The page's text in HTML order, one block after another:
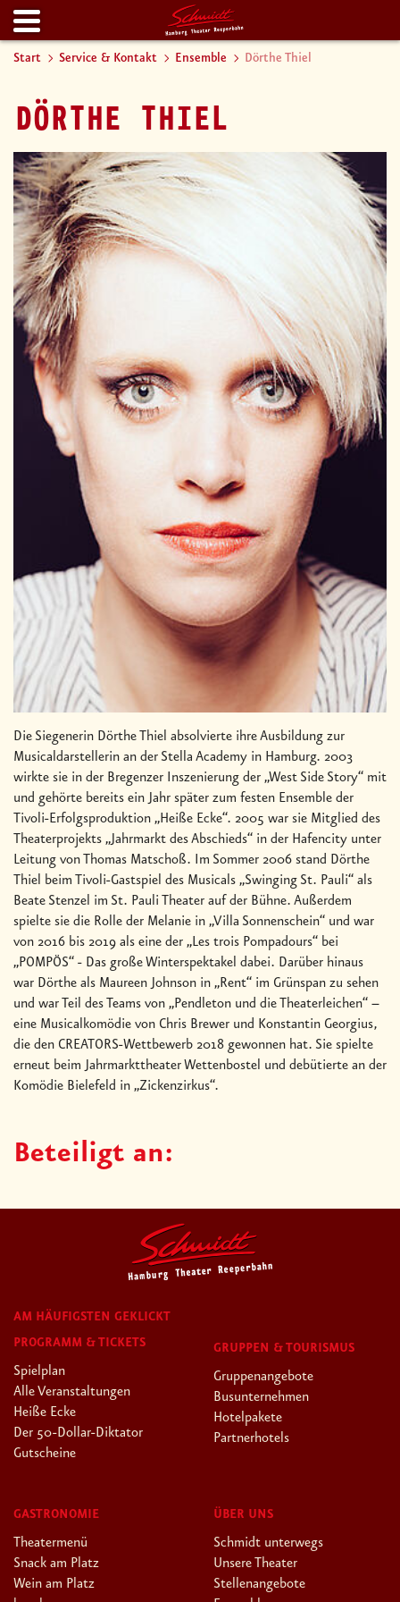
Start Service & Kontakt Ensemble Dörthe Thiel
DÖRTHE THIEL
Die Siegenerin Dörthe Thiel absolvierte ihre Ausbildung zur
Musicaldarstellerin an der Stella Academy in Hamburg. 2003
wirkte sie in der Bregenzer Inszenierung der „West Side Story“ mit
und gehörte bereits ein Jahr später zum festen Ensemble der
Tivoli-Erfolgsproduktion „Heiße Ecke“. 2005 war sie Mitglied des
Theaterprojekts „Jahrmarkt des Abschieds“ in der Hafencity unter
Leitung von Thomas Matschoß. Im Sommer 2006 stand Dörthe
Thiel beim Tivoli-Gastspiel des Musicals „Swinging St. Pauli“ als
Beate Stenzel im St. Pauli Theater auf der Bühne. Außerdem
spielte sie die Rolle der Melanie in „Villa Sonnenschein“ und war
von 2016 bis 2019 als eine der „Les trois Pompadours“ bei
„POMPÖS“ - Das große Winterspektakel dabei. Darüber hinaus
war Dörthe als Maureen Johnson in „Rent“ im Grünspan zu sehen
und war Teil des Teams von „Pendleton und die Theaterleichen“ –
eine Musicalkomödie von Chris Brewer und Konstantin Georgius,
die den CREATORS-Wettbewerb 2018 gewonnen hat. Sie spielte
erneut beim Jahrmarkttheater Wettenbostel und debütierte an der
Komödie Bielefeld in „Zickenzirkus“.
Beteiligt an:
AM HÄUFIGSTEN GEKLICKT
PROGRAMM & TICKETS
Spielplan
Alle Veranstaltungen
Heiße Ecke
Der 50-Dollar-Diktator
Gutscheine
GRUPPEN & TOURISMUS
Gruppenangebote
Busunternehmen
Hotelpakete
Partnerhotels
GASTRONOMIE
Theatermenü
Snack am Platz
Wein am Platz
ÜBER UNS
Schmidt unterwegs
Unsere Theater
Stellenangebote